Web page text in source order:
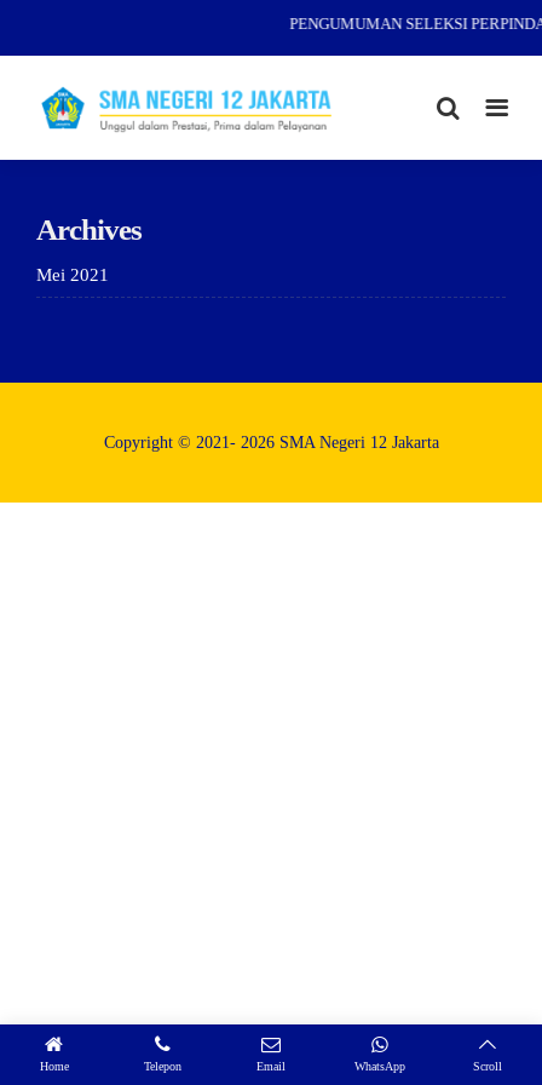
PENGUMUMAN SELEKSI
Archives
Mei 2021
Copyright © 2021- 2026 SMA Negeri 12 Jakarta
Home Telepon Email WhatsApp Scroll